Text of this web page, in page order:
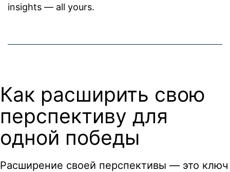
insights — all yours.
Как расширить свою
перспективу для
одной победы
Расширение своей перспективы — это ключ